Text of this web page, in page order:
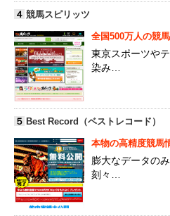
４ 競馬スピリッツ
全国500万人の競
東京スポーツや
染み…
５ Best Record（ベストレコード）
本物の高精度競馬
膨大なデータの
刻々…